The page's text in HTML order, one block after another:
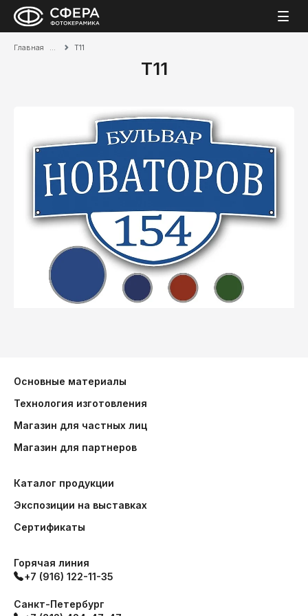
Главная Т11
Т11
Основные материалы
Технология изготовления
Магазин для частных лиц
Магазин для партнеров
Каталог продукции
Экспозиции на выставках
Сертификаты
Горячая линия
+7 (916) 122-11-35
Санкт-Петербург